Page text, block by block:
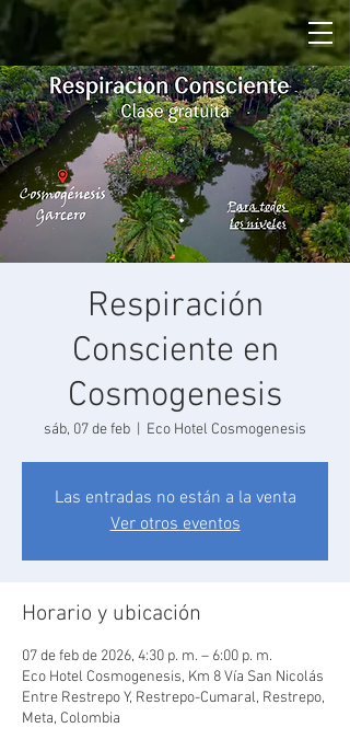
Respiración
Consciente en
Cosmogenesis
sáb, 07 de feb Eco Hotel Cosmogenesis
Las entradas no están a la venta
Ver otros eventos
Horario y ubicación
07 de feb de 2026, 4:30 p. m. – 6:00 p. m.
Eco Hotel Cosmogenesis, Km 8 Vía San Nicolás
Entre Restrepo Y, Restrepo-Cumaral, Restrepo,
Meta, Colombia